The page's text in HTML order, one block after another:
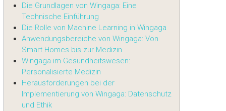
Die Grundlagen von Wingaga: Eine
Technische Einführung
Die Rolle von Machine Learning in Wingaga
Anwendungsbereiche von Wingaga: Von
Smart Homes bis zur Medizin
Wingaga im Gesundheitswesen:
Personalisierte Medizin
Herausforderungen bei der
Implementierung von Wingaga: Datenschutz
und Ethik